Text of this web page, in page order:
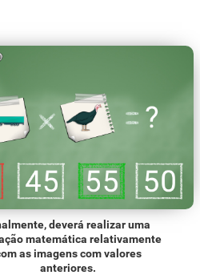
deverá realizar uma
matemática relativamente
as imagens com valores
anteriores.